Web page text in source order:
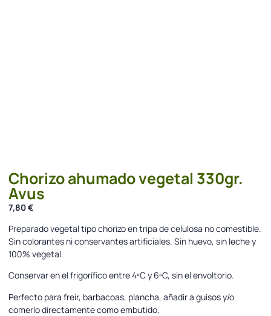
Chorizo ahumado vegetal 330gr.
Avus
7,80€
Preparado vegetal tipo chorizo en tripa de celulosa no comestible.
Sin colorantes ni conservantes artificiales. Sin huevo, sin leche y
100% vegetal.
Conservar en el frigorífico entre 4ºC y 6ºC, sin el envoltorio.
Perfecto para freír, barbacoas, plancha, añadir a guisos y/o
comerlo directamente como embutido.